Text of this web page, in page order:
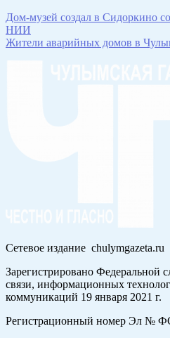
Дом-музей создал в Сидоркино
НИИ
Жители аварийных домов в
Сетевое издание chulymgazeta.ru
Зарегистрировано Федеральной
связи, информационных
коммуникаций 19 января 2021 г.
Регистрационный номер Эл №